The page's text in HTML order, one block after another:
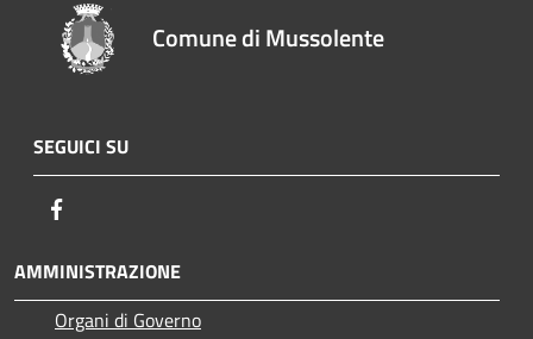
Comune di Mussolente
SEGUICI SU
AMMINISTRAZIONE
Organi di Governo